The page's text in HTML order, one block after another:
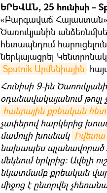
ԵՐԵՎԱՆ, 25 հունիսի –
«Բարգավաճ Հայաստան»
Ծառուկյանին
հետապնդում
ներկայացրել
Sputnik Արմենիային
Հունիսի 9-ին
օդանավակայանում
հանրային քրեական
չափերով հարկերից
մամուլի խոսնակ Իվետա
նախապես պլանավորած
մեկնում երկրից։ Ավելի ուշ
նկատմամբ քրեական
միջոց է ընտրվել